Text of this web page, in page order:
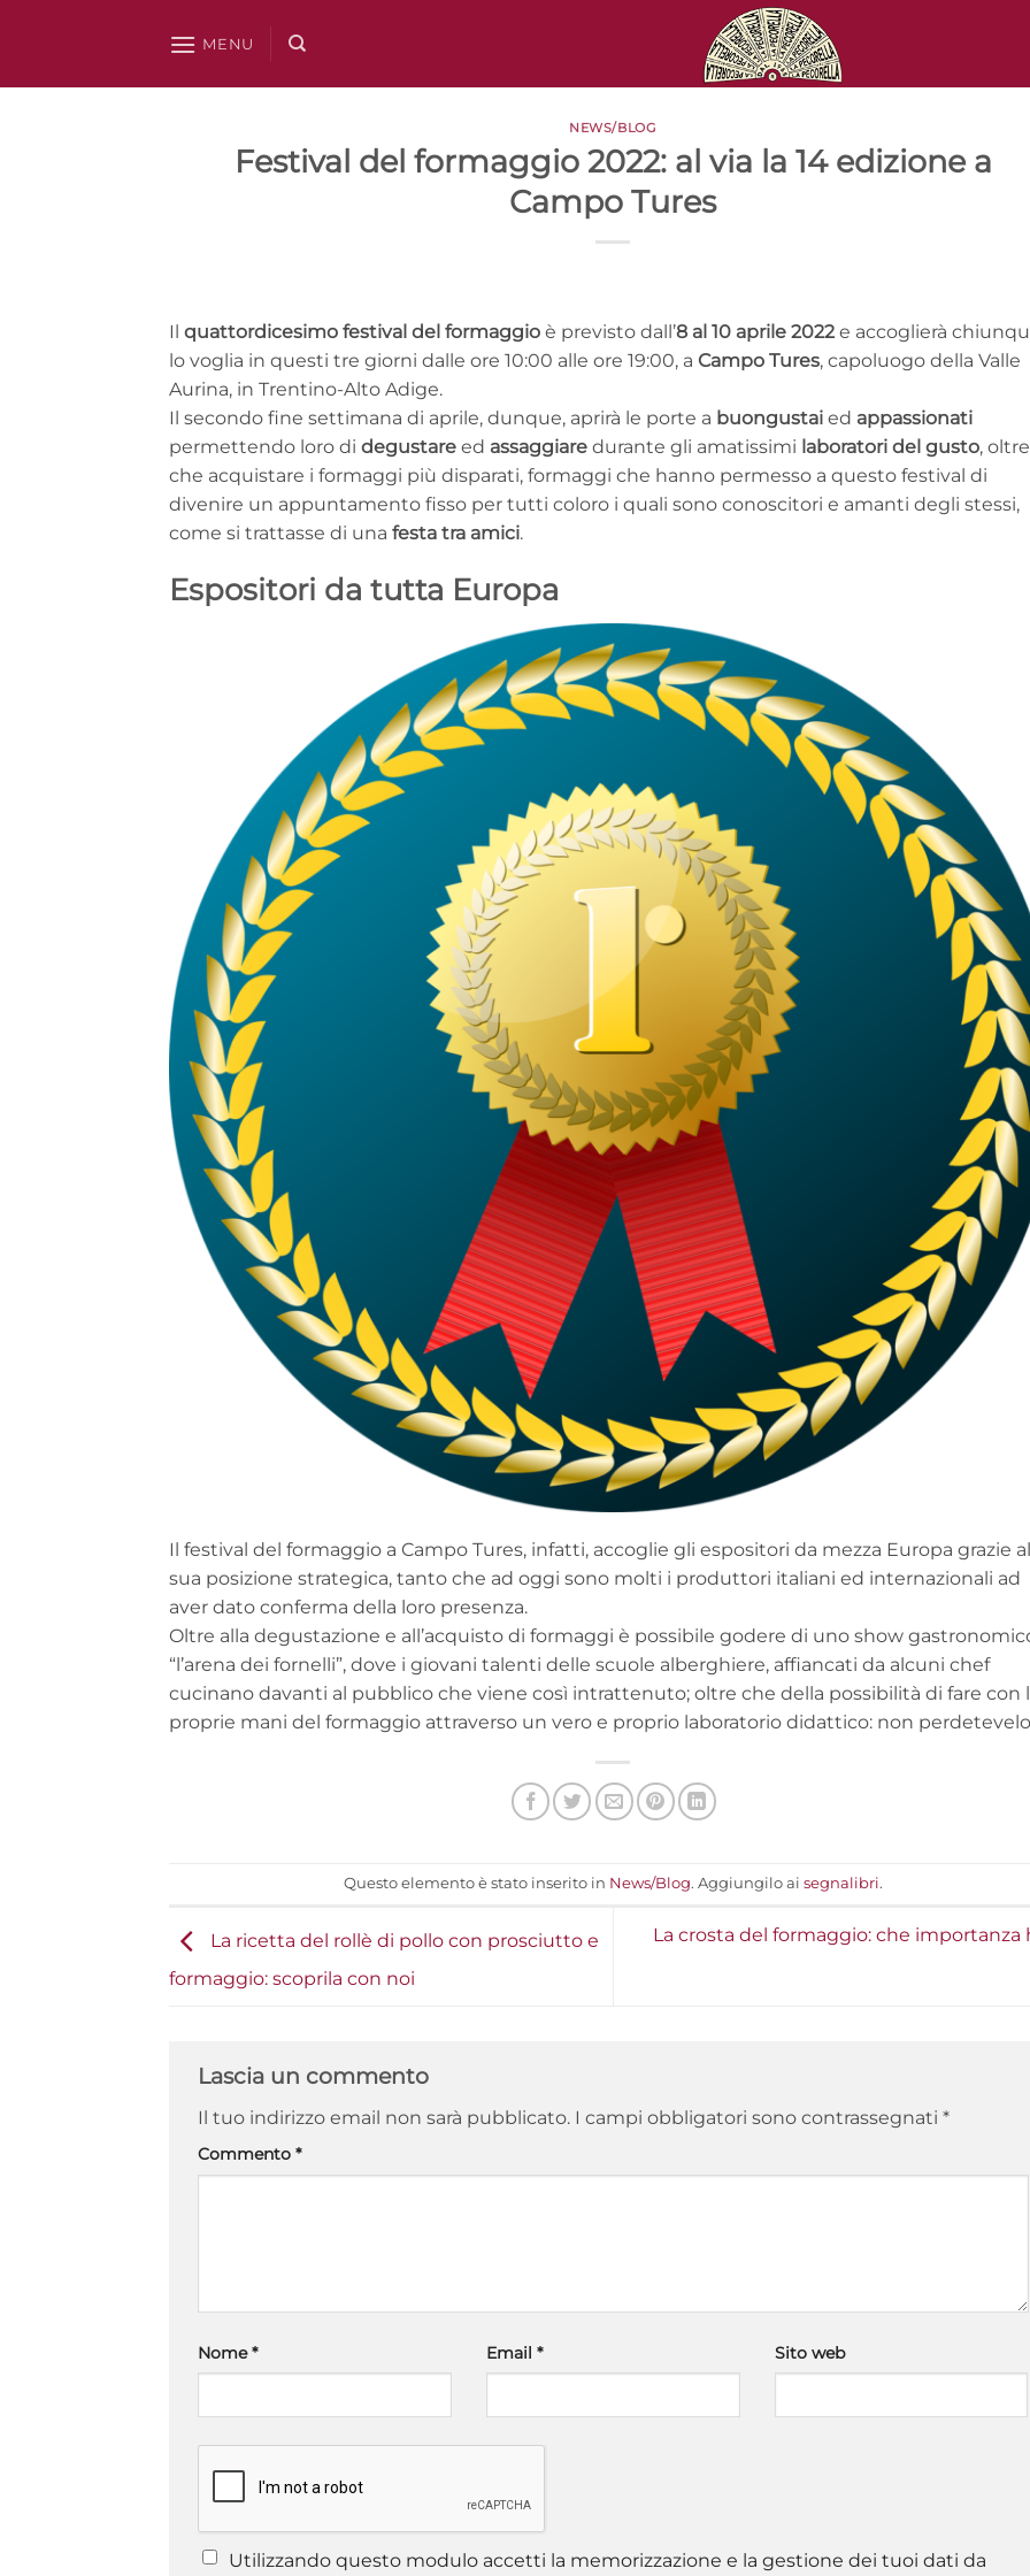
MENU
NEWS/BLOG
Festival del formaggio 2022: al via la 14 edizione a
Campo Tures
Il quattordicesimo festival del formaggio è previsto dall’8 al 10 aprile 2022 e accoglierà
lo voglia in questi tre giorni dalle ore 10:00 alle ore 19:00, a Campo Tures, capoluogo della Valle
Aurina, in Trentino-Alto Adige.
Il secondo fine settimana di aprile, dunque, aprirà le porte a buongustai ed appassionati
permettendo loro di degustare ed assaggiare durante gli amatissimi laboratori del gusto, oltre
che acquistare i formaggi più disparati, formaggi che hanno permesso a questo festival di
divenire un appuntamento fisso per tutti coloro i quali sono conoscitori e amanti degli stessi,
come si trattasse di una festa tra amici.
Espositori da tutta Europa
Il festival del formaggio a Campo Tures, infatti, accoglie gli espositori da mezza Europa grazie
sua posizione strategica, tanto che ad oggi sono molti i produttori italiani ed internazionali ad
aver dato conferma della loro presenza.
Oltre alla degustazione e all’acquisto di formaggi è possibile godere di uno show
“l’arena dei fornelli”, dove i giovani talenti delle scuole alberghiere, affiancati da alcuni chef
cucinano davanti al pubblico che viene così intrattenuto; oltre che della possibilità di fare con
proprie mani del formaggio attraverso un vero e proprio laboratorio didattico: non
Questo elemento è stato inserito in News/Blog. Aggiungilo ai segnalibri.
La ricetta del rollè di pollo con prosciutto e
formaggio: scoprila con noi
La crosta del formaggio: che importanza
Lascia un commento
Il tuo indirizzo email non sarà pubblicato. I campi obbligatori sono contrassegnati *
Commento *
Nome* Email * Sito web
Utilizzando questo modulo accetti la memorizzazione e la gestione dei tuoi dati da